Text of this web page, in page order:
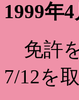
1999年4
免許
7/12を